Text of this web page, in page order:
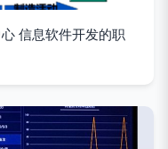
信息软件开发的职